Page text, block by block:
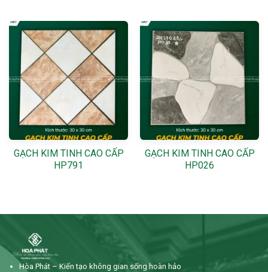
GẠCH KIM TINH CAO CẤP
HP791
GẠCH KIM TINH CAO CẤP
HP026
Hòa Phát – Kiến tạo không gian sống hoàn hảo